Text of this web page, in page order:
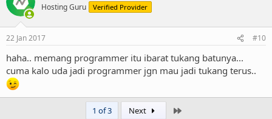
Hosting Guru Verified Provider
22 Jan 2017 #10
haha.. memang programmer itu ibarat tukang batunya...
cuma kalo uda jadi programmer jgn mau jadi tukang terus..
1 of 3 Next